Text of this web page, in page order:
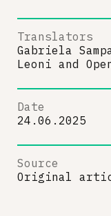
Translators
Gabriela
Leoni and
Date
24.06.2025
Source
Original